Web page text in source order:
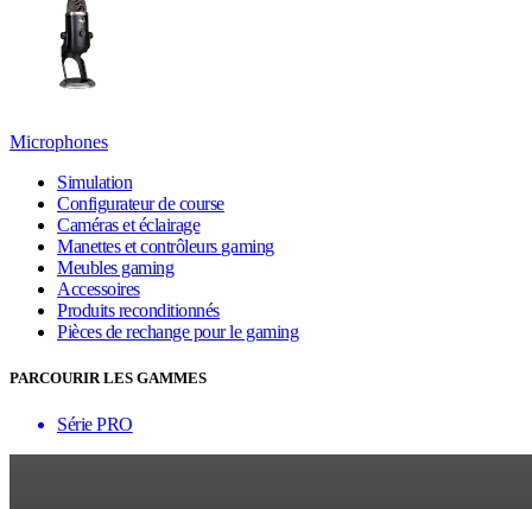
Microphones
Simulation
Configurateur de course
Caméras et éclairage
Manettes et contrôleurs gaming
Meubles gaming
Accessoires
Produits reconditionnés
Pièces de rechange pour le gaming
PARCOURIR LES GAMMES
Série PRO